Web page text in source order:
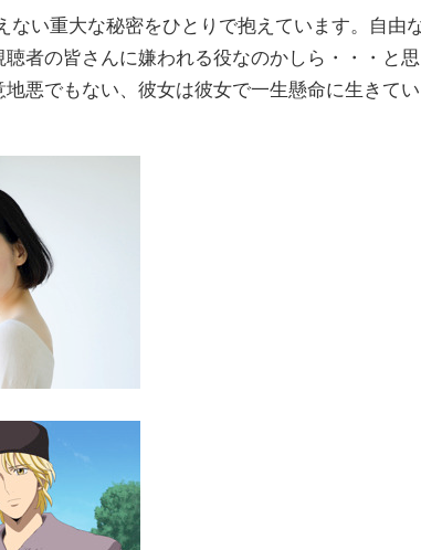
い重大な秘密をひとりで抱えています。自由
者の皆さんに嫌われる役なのかしら・・・と思
悪でもない、彼女は彼女で一生懸命に生きてい